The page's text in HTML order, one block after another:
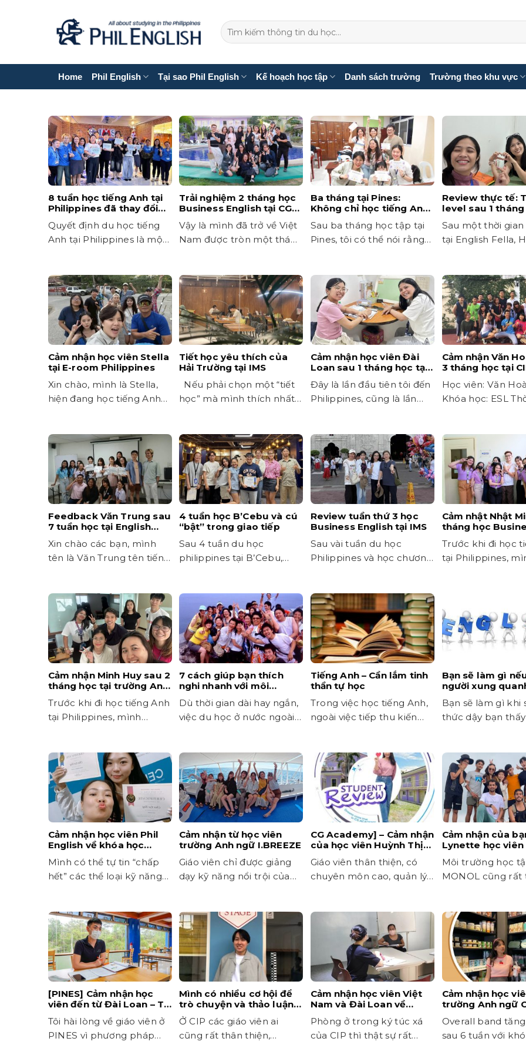
Home Phil English Tại sao Phil English Kế hoạch học tập Danh sách trường Trường theo khu vực
8 tuần học tiếng Anh tại
Philippines đã thay đổi
mình như thế nào?
Quyết định du học tiếng
Anh tại Philippines là một
Trải nghiệm 2 tháng học
Business English tại CG
Vậy là mình đã trở về Việt
Nam được tròn một tháng
Ba tháng tại Pines:
Không chỉ học tiếng Anh,
hơn
Sau ba tháng học tập tại
Pines, tôi có thể nói rằng
Review thực tế:
level sau 1
không?
Sau một thời
tại English Fella,
Cảm nhận học viên Stella
tại E-room Philippines
Xin chào, mình là Stella,
hiện đang học tiếng Anh
Tiết học yêu thích của
Hải Trường tại IMS
Nếu phải chọn một “tiết
học” mà mình thích nhất
Cảm nhận học viên Đài
Loan sau 1 tháng học tại
EG Academy
Đây là lần đầu tiên tôi đến
Philippines, cũng là lần
Cảm nhận Văn
3 tháng học tại
Học viên: Văn
Khóa học: ESL
Feedback Văn Trung sau
7 tuần học tại English
Xin chào các bạn, mình
tên là Văn Trung tên tiếng
4 tuần học B’Cebu và cú
“bật” trong giao tiếp
Sau 4 tuần du học
philippines tại B’Cebu,
Review tuần thứ 3 học
Business English tại IMS
Sau vài tuần du học
Philippines và học chương
Cảm nhật Nhật
tháng học
English tại CG
Trước khi đi học
tại Philippines,
Cảm nhận Minh Huy sau 2
tháng học tại trường Anh
Trước khi đi học tiếng Anh
tại Philippines, mình
7 cách giúp bạn thích
nghi nhanh với môi
Dù thời gian dài hay ngắn,
việc du học ở nước ngoài
Tiếng Anh – Cần lắm tinh
thần tự học
Trong việc học tiếng Anh,
ngoài việc tiếp thu kiến
Bạn sẽ làm gì
người xung
Bạn sẽ làm gì khi
thức dậy bạn
Cảm nhận học viên Phil
English về khóa học
TESOL tại trường Anh
ngữ CELLA
Mình có thể tự tin “chấp
hết” các thể loại kỹ năng
Cảm nhận từ học viên
trường Anh ngữ I.BREEZE
Giáo viên chỉ được giảng
dạy kỹ năng nổi trội của
CG Academy] – Cảm nhận
của học viên Huỳnh Thị
Giáo viên thân thiện, có
chuyên môn cao, quản lý
Cảm nhận của
Lynette học viên
lựa chọn đúng
Môi trường học
MONOL cũng rất
[PINES] Cảm nhận học
viên đến từ Đài Loan – Tự
tin giao tiếp sau 3 tháng
học
Tôi hài lòng về giáo viên ở
PINES vì phương pháp
Mình có nhiều cơ hội để
trò chuyện và thảo luận
với giáo viên bản xứ
Ở CIP các giáo viên ai
cũng rất thân thiện,
Cảm nhận học viên Việt
Nam và Đài Loan về
(Clark)
Phòng ở trong ký túc xá
của CIP thì thật sự rất
Cảm nhận học
trường Anh ngữ
Overall band tăng
sau 6 tuần với